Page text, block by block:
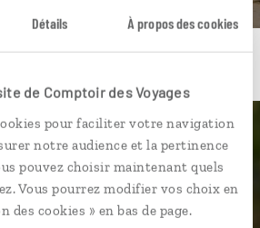
Détails À propos des cookies
de Comptoir des Voyages
pour faciliter votre navigation
notre audience et la pertinence
pouvez choisir maintenant quels
Vous pourrez modifier vos choix en
des cookies » en bas de page.
de voyage
?